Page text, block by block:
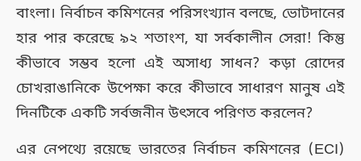
বাংলা। নির্বাচন কমিশনের পরিসংখ্যান বলছে, ভোটদানের
হার পার করেছে ৯২ শতাংশ, যা সর্বকালীন সেরা! কিন্তু
কীভাবে সম্ভব হলো এই অসাধ্য সাধন? কড়া রোদের
চোখরাঙানিকে উপেক্ষা করে কীভাবে সাধারণ মানুষ এই
দিনটিকে একটি সর্বজনীন উৎসবে পরিণত করলেন?
এর নেপথ্যে রয়েছে ভারতের নির্বাচন কমিশনের (ECI)